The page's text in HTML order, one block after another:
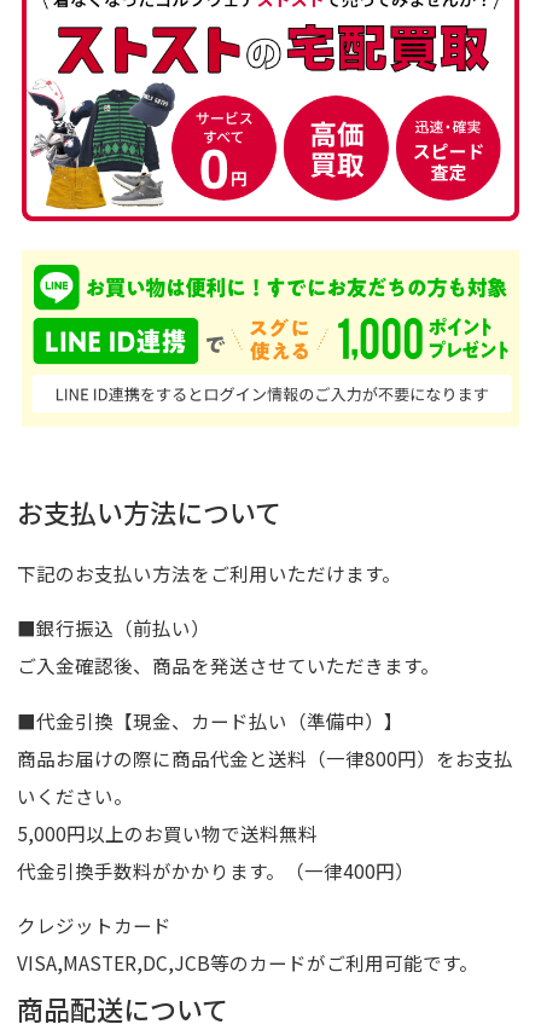
お支払い方法について
下記のお支払い方法をご利用いただけます。
■銀行振込（前払い）
ご入金確認後、商品を発送させていただきます。
■代金引換【現金、カード払い（準備中）】
商品お届けの際に商品代金と送料（一律800円）をお支払
いください。
5,000円以上のお買い物で送料無料
代金引換手数料がかかります。（一律400円）
クレジットカード
VISA,MASTER,DC,JCB等のカードがご利用可能です。
商品配送について